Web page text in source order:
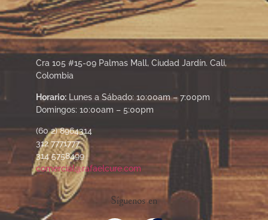
Cra 105 #15-09 Palmas Mall, Ciudad Jardín. Cali,
Colombia
Horario: Lunes a Sábado: 10:00am – 7:00pm
Domingos: 10:00am – 5:00pm
(60 2) 8964314
312 7771777
314 5758499
comercial@rafaelcure.com
Síguenos en